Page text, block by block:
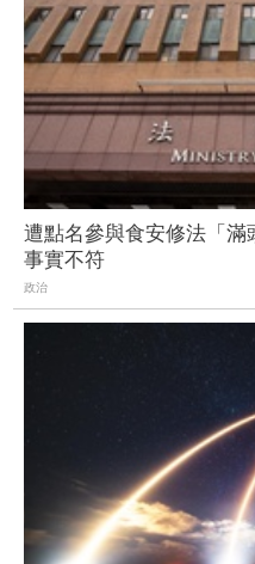
遭點名參與食安修法「
事實不符
政治